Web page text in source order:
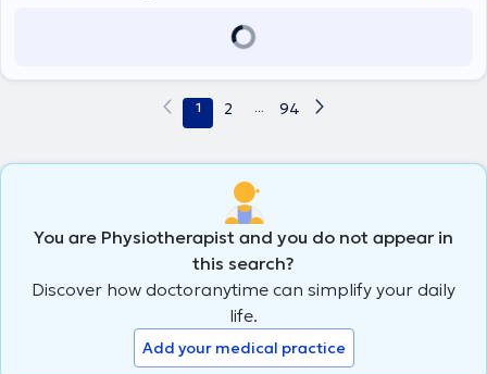
1 2 ... 94
You are Physiotherapist and you do not appear in
this search?
Discover how doctoranytime can simplify your daily
life.
Add your medical practice